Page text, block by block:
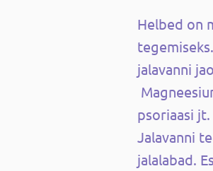
Helbed on
jalavanni
psoriaasi
Jalavanni
jalalabad.